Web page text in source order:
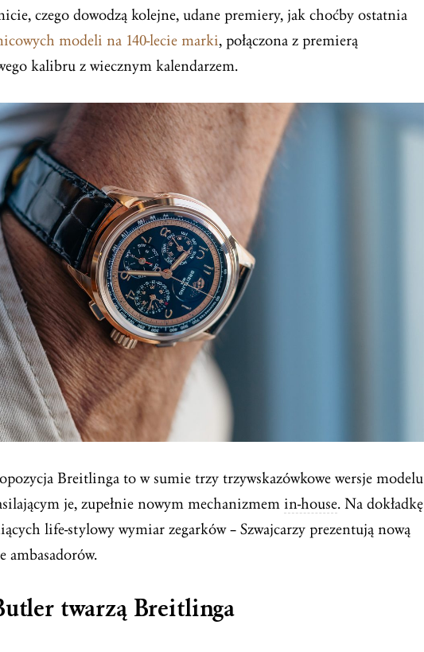
czego dowodzą kolejne, udane premiery, jak choćby ostatnia
modeli na 140-lecie marki, połączona z premierą
kalibru z wiecznym kalendarzem.
Breitlinga to w sumie trzy trzywskazówkowe wersje modelu
je, zupełnie nowym mechanizmem in-house. Na dokładkę
life-stylowy wymiar zegarków – Szwajcarzy prezentują nową
ambasadorów.
twarzą Breitlinga